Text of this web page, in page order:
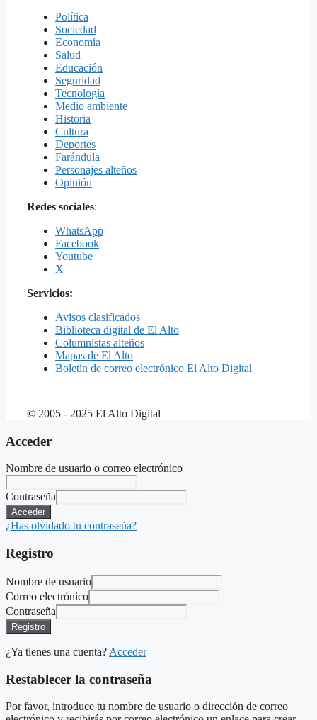
Política
Sociedad
Economía
Salud
Educación
Seguridad
Tecnología
Medio ambiente
Historia
Cultura
Deportes
Farándula
Personajes alteños
Opinión
Redes sociales:
WhatsApp
Facebook
Youtube
X
Servicios:
Avisos clasificados
Biblioteca digital de El Alto
Columnistas alteños
Mapas de El Alto
Boletín de correo electrónico El Alto Digital
© 2005 - 2025 El Alto Digital
Acceder
Nombre de usuario o correo electrónico
Contraseña
Acceder
¿Has olvidado tu contraseña?
Registro
Nombre de usuario
Correo electrónico
Contraseña
Registro
¿Ya tienes una cuenta? Acceder
Restablecer la contraseña
Por favor, introduce tu nombre de usuario o dirección de correo